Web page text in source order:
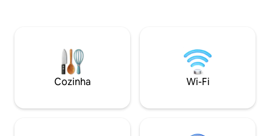
propriedade histórica reconhecida
nacionalmente, em um ambiente
semelhante a um parque, com vistas
para a natureza. Uma rara combinação
caminhada de tudo. Cachorro(s) +
Cozinha Wi-Fi